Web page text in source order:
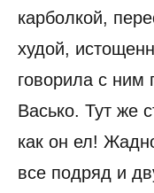
карболкой,
худой,
говорила с ним
Васько. Тут же
как он ел!
все подряд и